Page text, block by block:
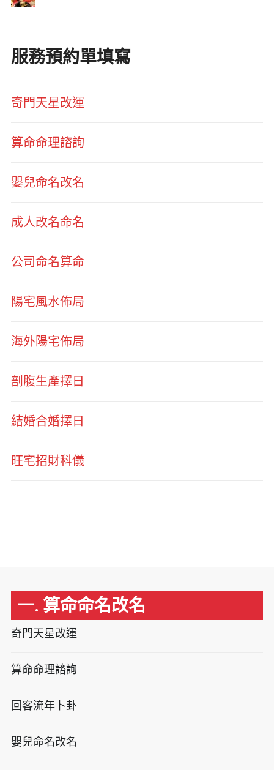
服務預約單填寫
奇門天星改運
算命命理諮詢
嬰兒命名改名
成人改名命名
公司命名算命
陽宅風水佈局
海外陽宅佈局
剖腹生產擇日
結婚合婚擇日
旺宅招財科儀
一. 算命命名改名
奇門天星改運
算命命理諮詢
回客流年卜卦
嬰兒命名改名